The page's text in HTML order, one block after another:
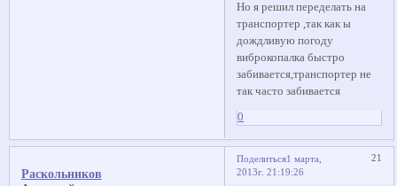
Но я решил переделать на
транспортер ,так как ы
дождливую погоду
виброкопалка быстро
забивается,транспортер не
так часто забивается
0
Поделиться 21
1 марта,
2013г. 21:19:26
Раскольников